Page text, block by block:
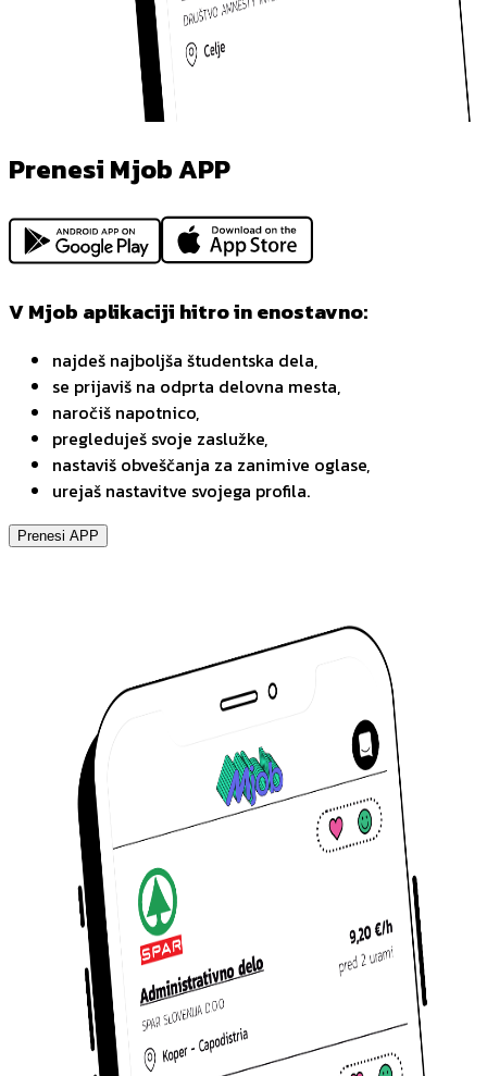
Prenesi Mjob APP
V Mjob aplikaciji hitro in enostavno:
najdeš najboljša študentska dela,
se prijaviš na odprta delovna mesta,
naročiš napotnico,
pregleduješ svoje zaslužke,
nastaviš obveščanja za zanimive oglase,
urejaš nastavitve svojega profila.
Prenesi APP